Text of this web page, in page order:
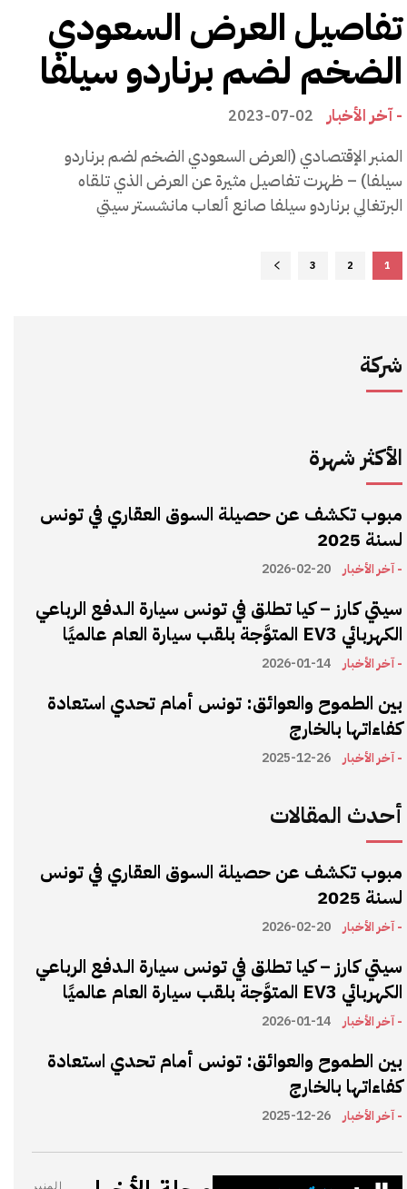
تفاصيل العرض السعودي
الضخم لضم برناردو سيلفا
- آخر الأخبار 2023-07-02
المنبر الإقتصادي (العرض السعودي الضخم لضم برناردو
سيلفا) – ظهرت تفاصيل مثيرة عن العرض الذي تلقاه
البرتغالي برناردو سيلفا صانع ألعاب مانشستر سيتي
1
2
3
شركة
الأكثر شهرة
مبوب تكشف عن حصيلة السوق العقاري في تونس
لسنة 2025
- آخر الأخبار 2026-02-20
سيتي كارز – كيا تطلق في تونس سيارة الـدفع الرباعي
الكهربائي EV3 المتوَّجة بلقب سيارة العام عالميًا
- آخر الأخبار 2026-01-14
بين الطموح والعوائق: تونس أمام تحدي استعادة
كفاءاتها بالخارج
- آخر الأخبار 2025-12-26
أحدث المقالات
مبوب تكشف عن حصيلة السوق العقاري في تونس
لسنة 2025
- آخر الأخبار 2026-02-20
سيتي كارز – كيا تطلق في تونس سيارة الـدفع الرباعي
الكهربائي EV3 المتوَّجة بلقب سيارة العام عالميًا
- آخر الأخبار 2026-01-14
بين الطموح والعوائق: تونس أمام تحدي استعادة
كفاءاتها بالخارج
- آخر الأخبار 2025-12-26
المنبر